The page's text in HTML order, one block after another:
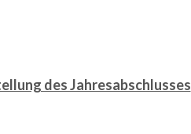
des Jahresabschlusses